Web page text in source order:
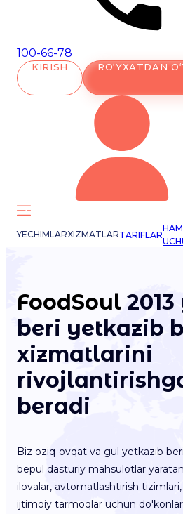
100-66-78
KIRISH RO‘YXATDAN
YECHIMLARXIZMATLARTARIFLAR
FoodSoul
beri yetkazib
xizmatlarini
beradi
Biz oziq-ovqat va gul yetkazib
bepul dasturiy mahsulotlar
ilovalar, avtomatlashtirish
ijtimoiy tarmoqlar uchun